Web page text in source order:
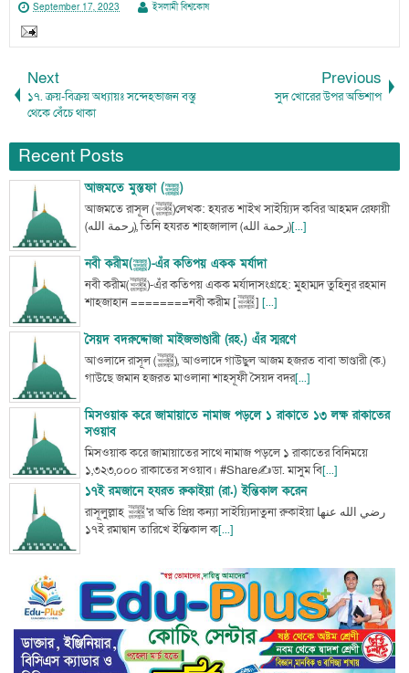
September 17, 2023 ইসলামী বিশ্বকোষ
Next
১৭. ক্রয়-বিক্রয় অধ্যায়ঃ সন্দেহভাজন বস্তু
থেকে বেঁচে থাকা
Previous
সুদ খোরের উপর অভিশাপ
Recent Posts
আজমতে মুস্তফা (ﷺ)
আজমতে রাসূল (ﷺ)লেখক: হযরত শাইখ সাইয়্যিদ কবির আহমদ রেফায়ী
(رحمة الله), তিনি হযরত শাহজালাল (رحمة الله)[...]
নবী করীম(ﷺ)-এঁর কতিপয় একক মর্যাদা
নবী করীম(ﷺ)-এঁর কতিপয় একক মর্যাদাসংগ্রহে: মুহাম্মদ তুহিনুর রহমান
শাহজাহান ========নবী করীম [ﷺ] [...]
সৈয়দ বদরুদ্দোজা মাইজভাণ্ডারী (রহ.) এঁর স্মরণে
আওলাদে রাসূল (ﷺ), আওলাদে গাউছুল আজম হজরত বাবা ভাণ্ডারী (ক.)
গাউছে জমান হজরত মাওলানা শাহসূফী সৈয়দ বদর[...]
মিসওয়াক করে জামায়াতে নামাজ পড়লে ১ রাকাতে ১৩ লক্ষ রাকাতের
সওয়াব
মিসওয়াক করে জামায়াতের সাথে নামাজ পড়লে ১ রাকাতের বিনিময়ে
১,৩২৩,০০০ রাকাতের সওয়াব। #Share✍ডা. মাসুম বি[...]
১৭ই রমজানে হযরত রুকাইয়া (রা.) ইন্তিকাল করেন
রাসূলুল্লাহ ﷺ'র অতি প্রিয় কন্যা সাইয়্যিদাতুনা রুকাইয়া رضي الله عنها
১৭ই রমাদ্বান তারিখে ইন্তিকাল ক[...]